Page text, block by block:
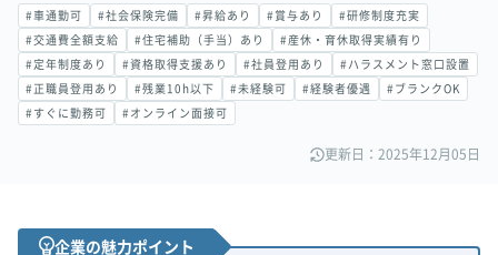
#車通勤可 #社会保険完備 #昇給あり #賞与あり #研修制度充実
#交通費全額支給 #住宅補助（手当）あり #産休・育休取得実績有り
#定年制度あり #資格取得支援あり #社員登用あり #ハラスメント窓口設置
#正職員登用あり #残業10h以下 #未経験可 #経験者優遇 #ブランクOK
#すぐに勤務可 #オンライン面接可
更新日：2025年12月05日
企業の魅力ポイント